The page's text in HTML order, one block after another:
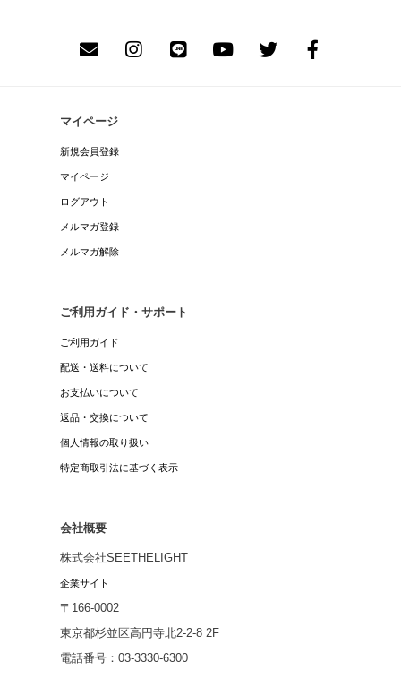
マイページ
新規会員登録
マイページ
ログアウト
メルマガ登録
メルマガ解除
ご利用ガイド・サポート
ご利用ガイド
配送・送料について
お支払いについて
返品・交換について
個人情報の取り扱い
特定商取引法に基づく表示
会社概要
株式会社SEETHELIGHT
企業サイト
〒166-0002
東京都杉並区高円寺北2-2-8 2F
電話番号：03-3330-6300